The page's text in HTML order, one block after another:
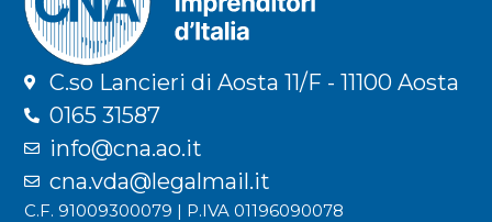
C.so Lancieri di Aosta 11/F - 11100 Aosta
0165 31587
info@cna.ao.it
cna.vda@legalmail.it
C.F. 91009300079 | P.IVA 01196090078